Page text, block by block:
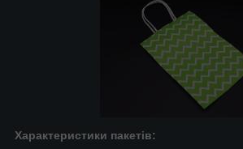
Характеристики пакетів: